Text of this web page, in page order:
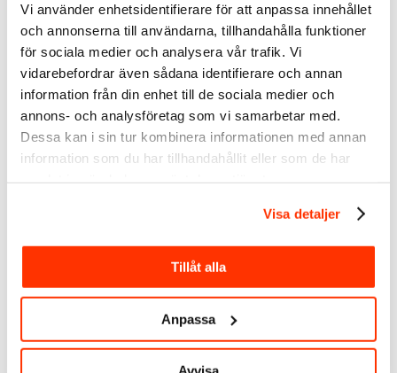
Vi använder enhetsidentifierare för att anpassa innehållet
och annonserna till användarna, tillhandahålla funktioner
för sociala medier och analysera vår trafik. Vi
vidarebefordrar även sådana identifierare och annan
information från din enhet till de sociala medier och
annons- och analysföretag som vi samarbetar med.
Dessa kan i sin tur kombinera informationen med annan
information som du har tillhandahållit eller som de har
Visa detaljer
Tillåt alla
Anpassa
Jag ska verkligen fundera över dina tips
och se hur jag kan förbättra mina
insatser här.
Svara
Linda Björck
2015/05/30 den 18:21
Stort tack Monica, glad att vara till
hjälp.
Svara
Gunilla Edithsdotter
2015/05/31 den 20:30